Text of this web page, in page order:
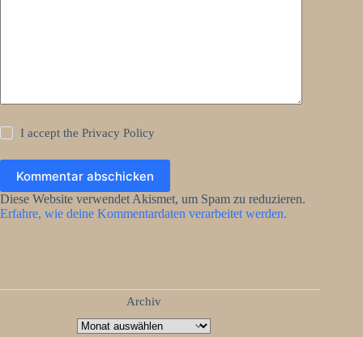
I accept thePrivacy Policy
Kommentar abschicken
Diese Website verwendet Akismet, um Spam zu reduzieren.
Erfahre, wie deine Kommentardaten verarbeitet werden.
Archiv